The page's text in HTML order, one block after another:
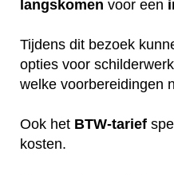
langskomen voor een
Tijdens dit bezoek
opties voor
welke voorbereidingen
Ook het BTW-tarief
kosten.